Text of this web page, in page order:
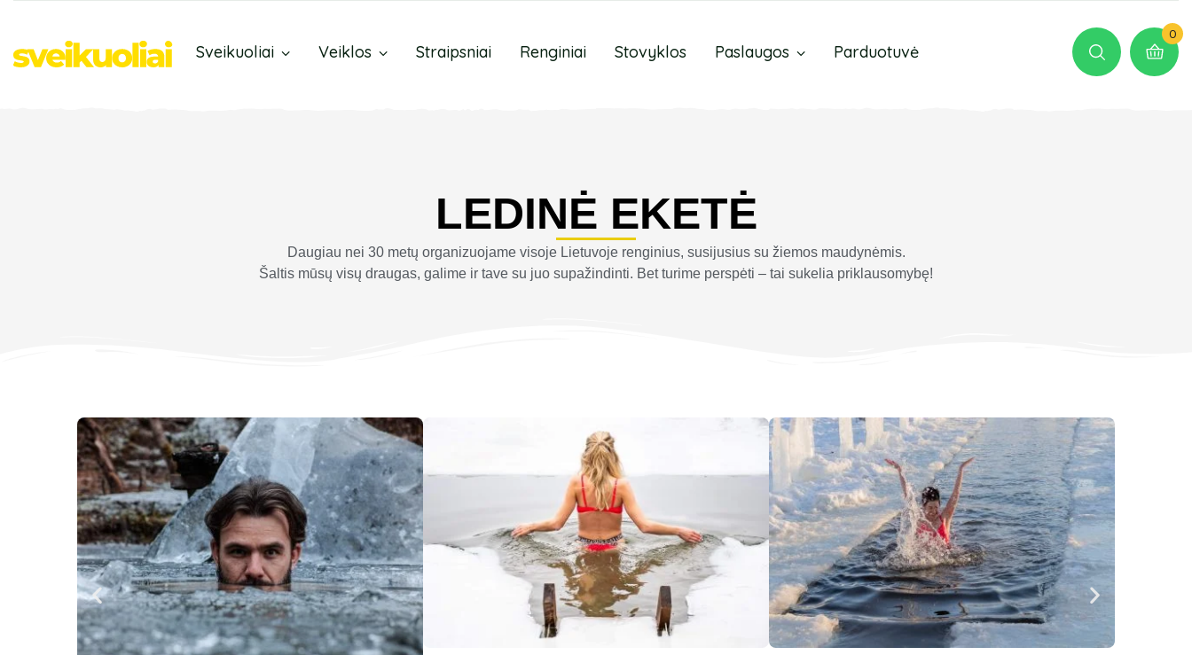
Sveikuoliai Veiklos Straipsniai Renginiai Stovyklos Paslaugos Parduotuvė
0
LEDINĖ EKETĖ
Daugiau nei 30 metų organizuojame visoje Lietuvoje renginius, susijusius su žiemos maudynėmis.
Šaltis mūsų visų draugas, galime ir tave su juo supažindinti. Bet turime perspėti – tai sukelia priklausomybę!